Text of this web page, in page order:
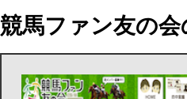
競馬ファン友の会